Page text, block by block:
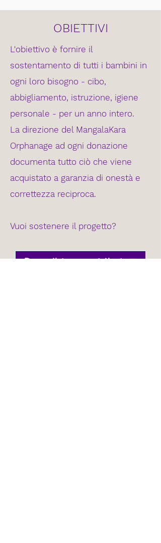
OBIETTIVI
L'obiettivo è fornire il
sostentamento di tutti i bambini in
ogni loro bisogno - cibo,
abbigliamento, istruzione, igiene
personale - per un anno intero.
La direzione del MangalaKara
Orphanage ad ogni donazione
documenta tutto ciò che viene
acquistato a garanzia di onestà e
correttezza reciproca.
Vuoi sostenere il progetto?
Dona il tuo contributo